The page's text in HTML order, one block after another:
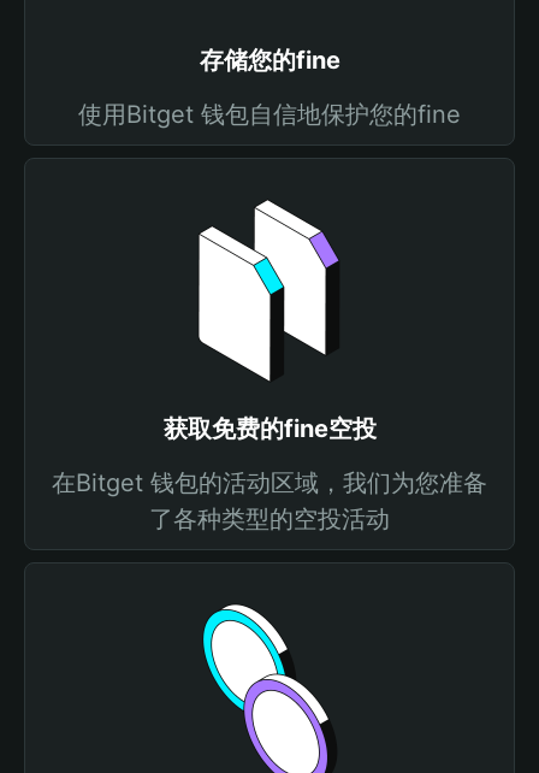
存储您的fine
使用Bitget 钱包自信地保护您的fine
获取免费的fine空投
在Bitget 钱包的活动区域，我们为您准备
了各种类型的空投活动